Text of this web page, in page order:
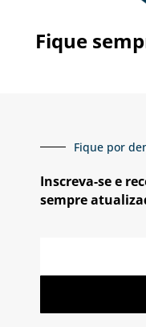
Fique
Fique por
Inscreva-se e
sempre